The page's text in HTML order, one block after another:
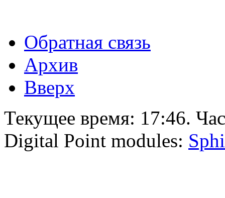
Обратная связь
Архив
Вверх
Текущее время: 17:46.
Digital Point modules: